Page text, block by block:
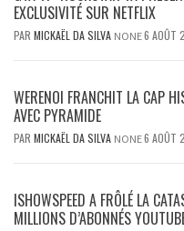
EXCLUSIVITÉ SUR NETFLIX
PAR MICKAËL DA SILVA NONE6 AOÛT
WERENOI FRANCHIT LA CAP
AVEC PYRAMIDE
PAR MICKAËL DA SILVA NONE6 AOÛT
ISHOWSPEED A FRÔLÉ LA
MILLIONS D’ABONNÉS